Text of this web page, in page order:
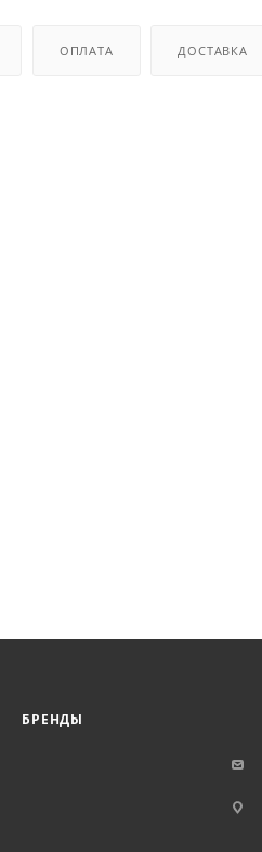
ОПЛАТА ДОСТАВКА
БРЕНДЫ